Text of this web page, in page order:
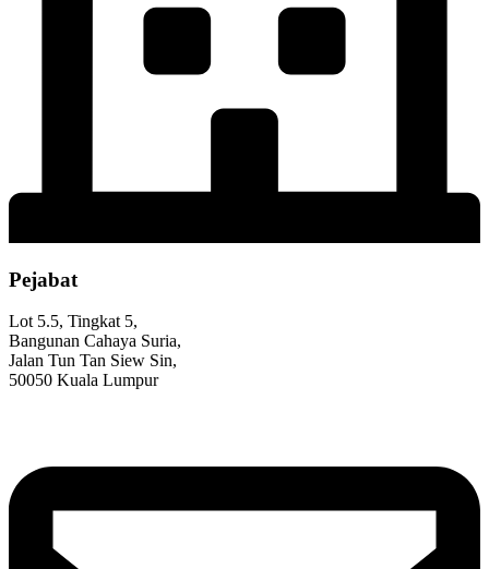
Pejabat
Lot 5.5, Tingkat 5,
Bangunan Cahaya Suria,
Jalan Tun Tan Siew Sin,
50050 Kuala Lumpur